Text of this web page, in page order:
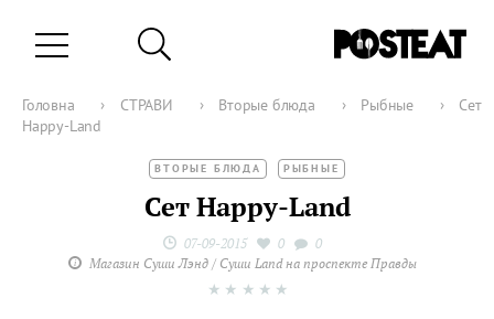
Головна › СТРАВИ › Вторые блюда › Рыбные ›
Сет
Happy-Land
ВТОРЫЕ БЛЮДА РЫБНЫЕ
Сет Happy-Land
07-09-2015 0
0
Магазин Суши Лэнд / Суши Land на проспекте Правды
★
★
★
★
★